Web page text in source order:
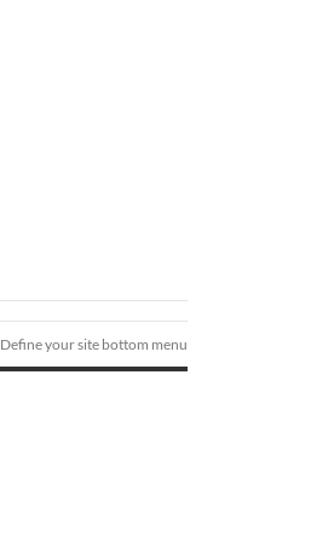
Define your site bottom menu